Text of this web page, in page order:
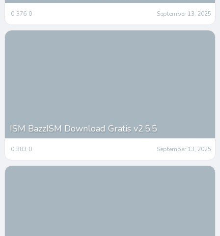
0 376 0 September 13, 2025
ISM BazzISM Download Gratis v2.5.5
0 383 0 September 13, 2025